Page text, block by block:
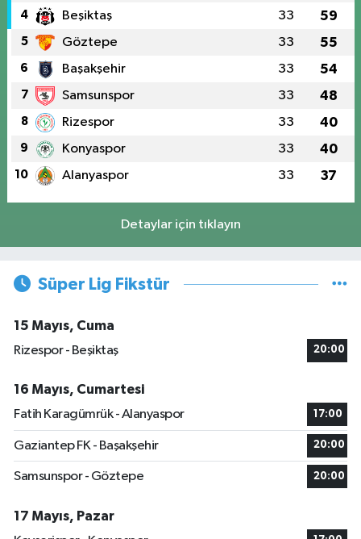
4 Beşiktaş 33 59
5 Göztepe 33 55
6 Başakşehir 33 54
7 Samsunspor 33 48
8 Rizespor 33 40
9 Konyaspor 33 40
10 Alanyaspor 33 37
Detaylar için tıklayın
Süper Lig Fikstür
15 Mayıs, Cuma
Rizespor - Beşiktaş
20:00
16 Mayıs, Cumartesi
Fatih Karagümrük - Alanyaspor
17:00
Gaziantep FK - Başakşehir 20:00
Samsunspor - Göztepe 20:00
17 Mayıs, Pazar